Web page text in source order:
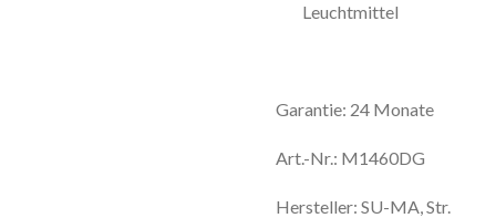
Leuchtmittel
Garantie: 24 Monate
Art.-Nr.: M1460DG
Hersteller: SU-MA, Str.